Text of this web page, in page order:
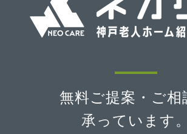
無料ご提案・ご相
承っています。